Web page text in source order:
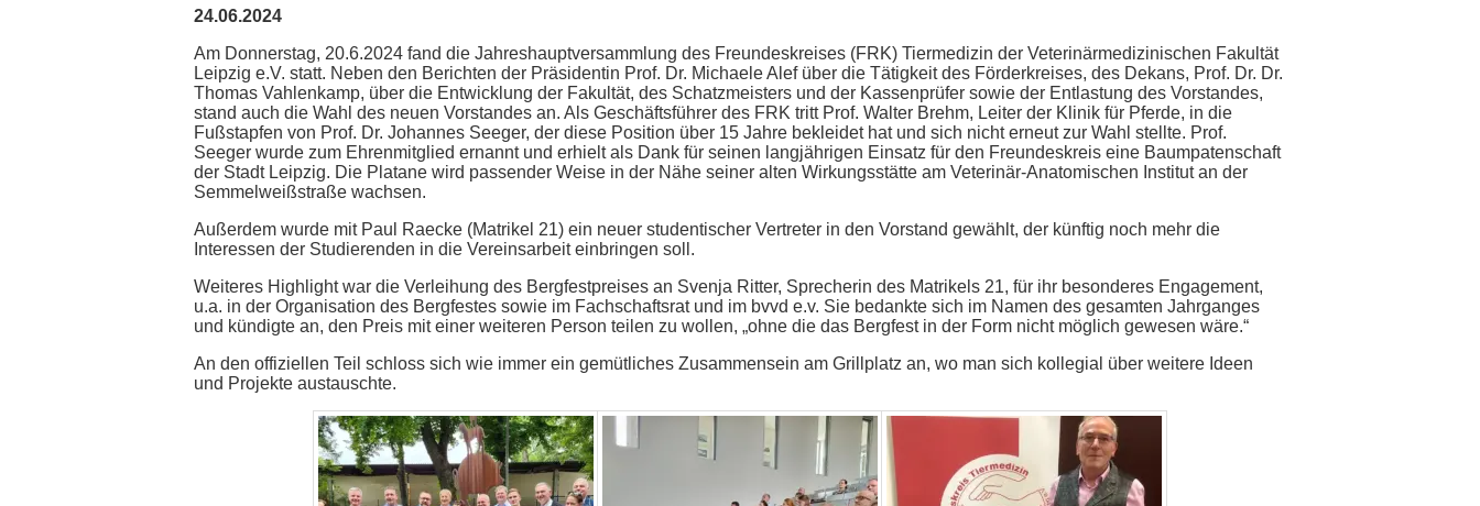
24.06.2024
Am Donnerstag, 20.6.2024 fand die Jahreshauptversammlung des Freundeskreises (FRK) Tiermedizin der Veterinärmedizinischen Fakultät
Leipzig e.V. statt. Neben den Berichten der Präsidentin Prof. Dr. Michaele Alef über die Tätigkeit des Förderkreises, des Dekans, Prof. Dr. Dr.
Thomas Vahlenkamp, über die Entwicklung der Fakultät, des Schatzmeisters und der Kassenprüfer sowie der Entlastung des Vorstandes,
stand auch die Wahl des neuen Vorstandes an. Als Geschäftsführer des FRK tritt Prof. Walter Brehm, Leiter der Klinik für Pferde, in die
Fußstapfen von Prof. Dr. Johannes Seeger, der diese Position über 15 Jahre bekleidet hat und sich nicht erneut zur Wahl stellte. Prof.
Seeger wurde zum Ehrenmitglied ernannt und erhielt als Dank für seinen langjährigen Einsatz für den Freundeskreis eine Baumpatenschaft
der Stadt Leipzig. Die Platane wird passender Weise in der Nähe seiner alten Wirkungsstätte am Veterinär-Anatomischen Institut an der
Semmelweißstraße wachsen.
Außerdem wurde mit Paul Raecke (Matrikel 21) ein neuer studentischer Vertreter in den Vorstand gewählt, der künftig noch mehr die
Interessen der Studierenden in die Vereinsarbeit einbringen soll.
Weiteres Highlight war die Verleihung des Bergfestpreises an Svenja Ritter, Sprecherin des Matrikels 21, für ihr besonderes Engagement,
u.a. in der Organisation des Bergfestes sowie im Fachschaftsrat und im bvvd e.v. Sie bedankte sich im Namen des gesamten Jahrganges
und kündigte an, den Preis mit einer weiteren Person teilen zu wollen, „ohne die das Bergfest in der Form nicht möglich gewesen wäre.“
An den offiziellen Teil schloss sich wie immer ein gemütliches Zusammensein am Grillplatz an, wo man sich kollegial über weitere Ideen
und Projekte austauschte.